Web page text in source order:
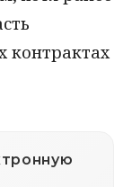
контрактах